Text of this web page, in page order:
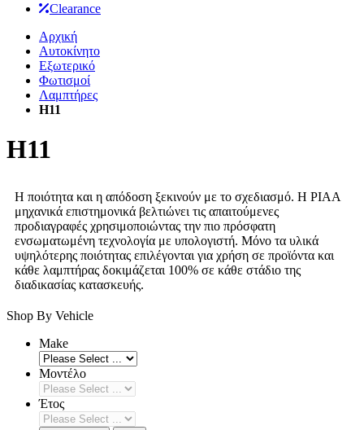
Clearance
Αρχική
Αυτοκίνητο
Εξωτερικό
Φωτισμοί
Λαμπτήρες
H11
H11
Η ποιότητα και η απόδοση ξεκινούν με το σχεδιασμό. Η PIAA
μηχανικά επιστημονικά βελτιώνει τις απαιτούμενες
προδιαγραφές χρησιμοποιώντας την πιο πρόσφατη
ενσωματωμένη τεχνολογία με υπολογιστή. Μόνο τα υλικά
υψηλότερης ποιότητας επιλέγονται για χρήση σε προϊόντα και
κάθε λαμπτήρας δοκιμάζεται 100% σε κάθε στάδιο της
διαδικασίας κατασκευής.
Shop By Vehicle
Make
Μοντέλο
Έτος